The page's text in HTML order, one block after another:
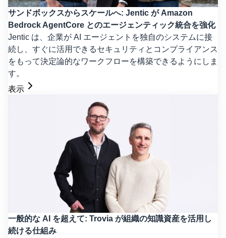
サンドボックスからスケールへ: Jentic が Amazon
Bedrock AgentCore とのエージェンティック統合を強化
Jentic は、企業が AI エージェントを独自のシステムに接
続し、すぐに活用できるセキュリティとコンプライアンス
をもって決定論的なワークフローを構築できるようにしま
す。
表示
一般的な AI を超えて: Trovia が組織の知識資産を活用し
続ける仕組み